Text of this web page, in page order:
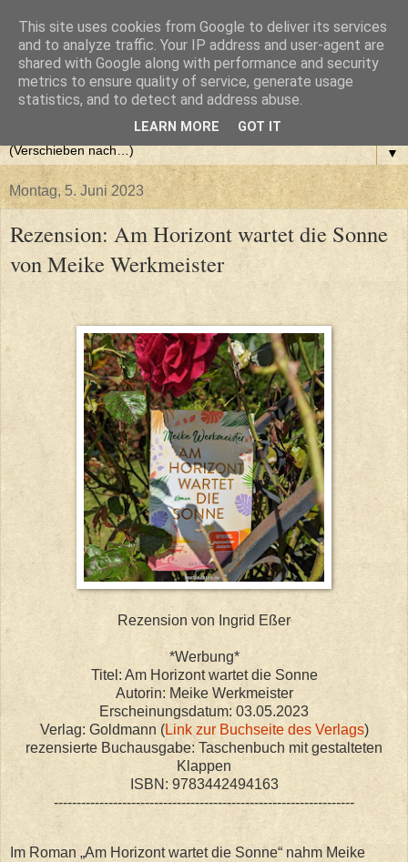
▼
Montag, 5. Juni 2023
Rezension: Am Horizont wartet die Sonne
von Meike Werkmeister
Rezension von Ingrid Eßer
*Werbung*
Titel: Am Horizont wartet die Sonne
Autorin: Meike Werkmeister
Erscheinungsdatum: 03.05.2023
Verlag: Goldmann (Link zur Buchseite des Verlags)
rezensierte Buchausgabe: Taschenbuch mit gestalteten
Klappen
ISBN: 9783442494163
------------------------------------------------------------------
Im Roman „Am Horizont wartet die Sonne“ nahm Meike
This site uses cookies from Google to deliver its services
and to analyze traffic. Your IP address and user-agent are
shared with Google along with performance and security
metrics to ensure quality of service, generate usage
statistics, and to detect and address abuse.
LEARN MORE GOT IT